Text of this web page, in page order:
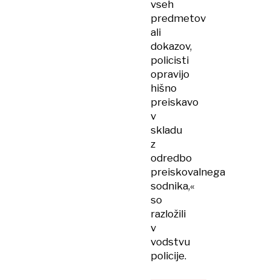
vseh
predmetov
ali
dokazov,
policisti
opravijo
hišno
preiskavo
v
skladu
z
odredbo
preiskovalnega
sodnika,«
so
razložili
v
vodstvu
policije.